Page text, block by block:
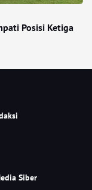
Posisi Ketiga
Siber